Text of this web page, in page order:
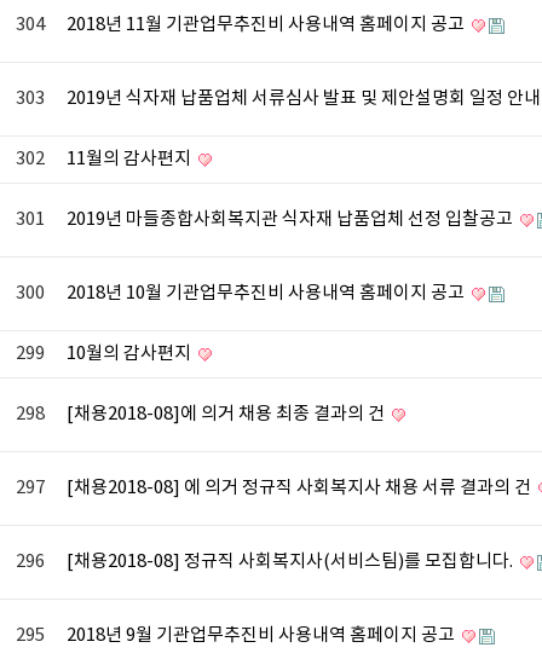
304 2018년 11월 기관업무추진비 사용내역 홈페이지 공고
303 2019년 식자재 납품업체 서류심사 발표 및 제안설명회 일정 안
302 11월의 감사편지
301 2019년 마들종합사회복지관 식자재 납품업체 선정 입찰공고
300 2018년 10월 기관업무추진비 사용내역 홈페이지 공고
299 10월의 감사편지
298 [채용2018-08]에 의거 채용 최종 결과의 건
297 [채용2018-08] 에 의거 정규직 사회복지사 채용 서류 결과의 건
296 [채용2018-08] 정규직 사회복지사(서비스팀)를 모집합니다.
295 2018년 9월 기관업무추진비 사용내역 홈페이지 공고